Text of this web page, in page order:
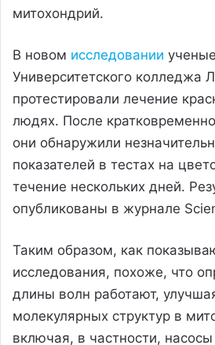
митохондрий.
В новом исследовании
Университетского колледжа
протестировали лечение
людях. После
они обнаружили
показателей в тестах на
течение нескольких дней.
опубликованы в журнале
Таким образом, как
исследования, похоже, что
длины волн работают,
молекулярных структур в
включая, в частности,